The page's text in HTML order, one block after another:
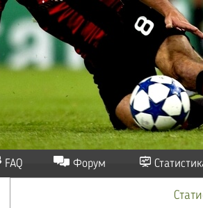
FAQ Форум